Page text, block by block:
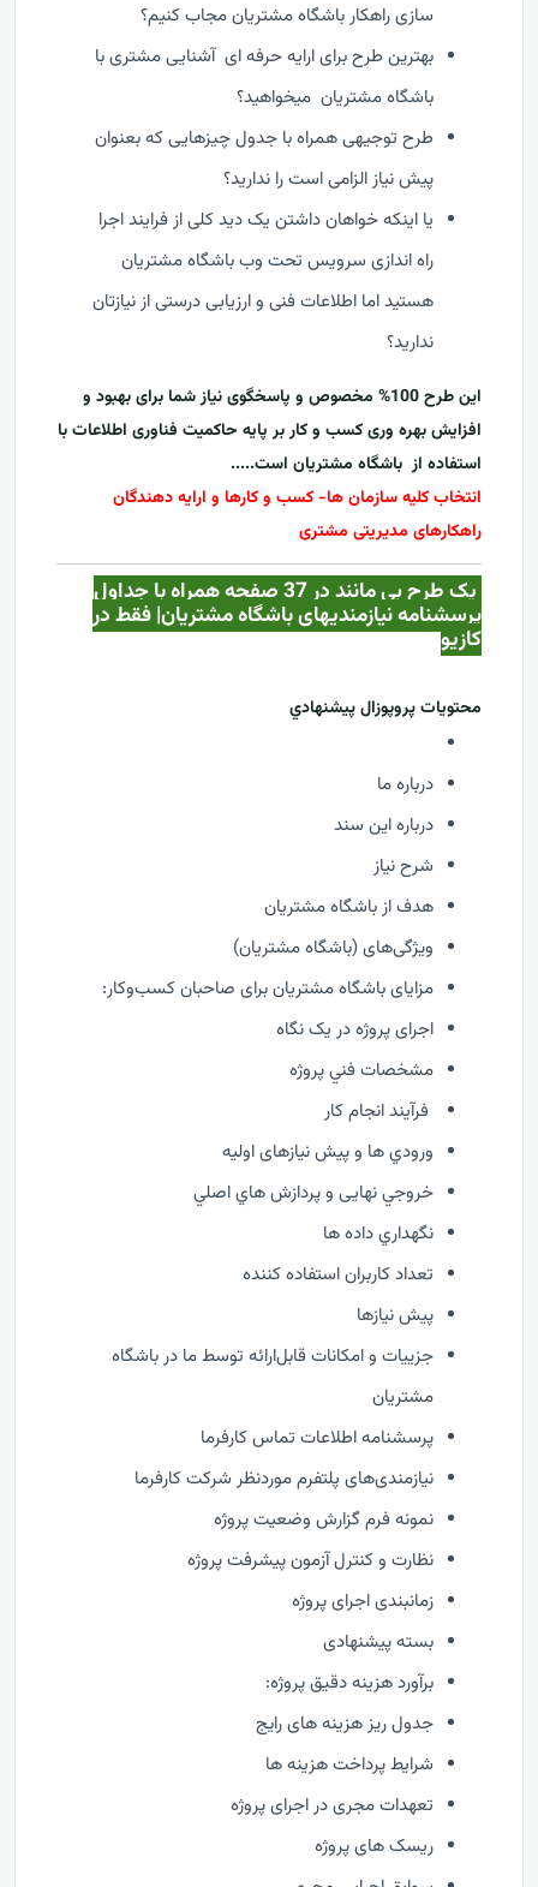
سازی راهکار باشگاه مشتریان مجاب کنیم؟
بهترین طرح برای ارایه حرفه ای آشنایی مشتری با
باشگاه مشتریان میخواهید؟
طرح توجیهی همراه با جدول چیزهایی که بعنوان
پیش نیاز الزامی است را ندارید؟
یا اینکه خواهان داشتن یک دید کلی از فرایند اجرا
راه اندازی سرویس تحت وب باشگاه مشتریان
هستید اما اطلاعات فنی و ارزیابی درستی از نیازتان
ندارید؟
این طرح 100% مخصوص و پاسخگوی نیاز شما برای بهبود و
افزایش بهره وری کسب و کار بر پایه حاکمیت فناوری اطلاعات با
استفاده از باشگاه مشتریان است.....
انتخاب کلیه سازمان ها- کسب و کارها و ارایه دهندگان
راهکارهای مدیریتی مشتری
یک طرح بی مانند در 37 صفحه همراه با جداول
پرسشنامه نیازمندیهای باشگاه مشتریان| فقط در
کازيو
محتويات پروپوزال پيشنهادي
درباره ما
درباره این سند
شرح نیاز
هدف از باشگاه مشتریان
ویژگی‌های (باشگاه مشتریان)
مزایای باشگاه مشتریان برای صاحبان کسب‌وکار:
اجرای پروژه در یک نگاه
مشخصات فني پروژه
فرآيند انجام کار
ورودي ها و پیش نیازهای اولیه
خروجي نهایی و پردازش هاي اصلي
نگهداري داده ها
تعداد کاربران استفاده کننده
پیش نیازها
جزییات و امکانات قابل‌ارائه توسط ما در باشگاه
مشتریان
پرسشنامه اطلاعات تماس کارفرما
نیازمندی‌های پلتفرم موردنظر شرکت کارفرما
نمونه فرم گزارش وضعيت پروژه
نظارت و كنترل آزمون پیشرفت پروژه
زمانبندی اجرای پروژه
بسته پیشنهادی
برآورد هزینه دقیق پروژه:
جدول ریز هزینه های رایج
شرایط پرداخت هزینه ها
تعهدات مجری در اجرای پروژه
ریسک های پروژه